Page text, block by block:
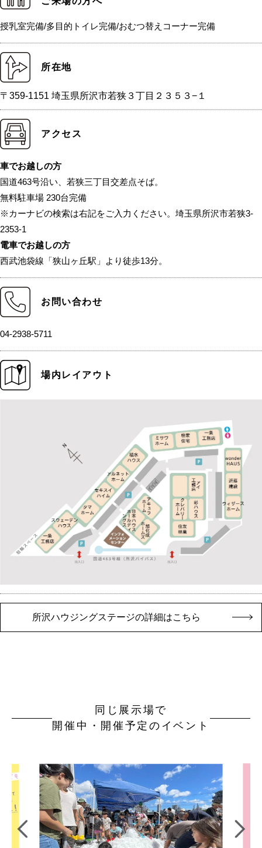
授乳室完備/多目的トイレ完備/おむつ替えコーナー完備
所在地
〒359-1151 埼玉県所沢市若狭３丁目２３５３−１
アクセス
車でお越しの方
国道463号沿い、若狭三丁目交差点そば。
無料駐車場 230台完備
※カーナビの検索は右記をご入力ください。埼玉県所沢市若狭3-
2353-1
電車でお越しの方
西武池袋線「狭山ヶ丘駅」より徒歩13分。
お問い合わせ
04-2938-5711
場内レイアウト
所沢ハウジングステージの詳細はこちら
同じ展示場で
開催中・開催予定のイベント